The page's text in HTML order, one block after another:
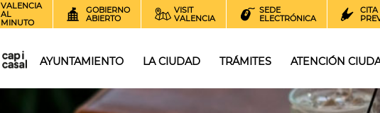
VALENCIA
AL
MINUTO
GOBIERNO
ABIERTO
VISIT
VALENCIA
SEDE
ELECTRÓNICA
CITA
AYUNTAMIENTO LA CIUDAD TRÁMITES ATENCIÓN